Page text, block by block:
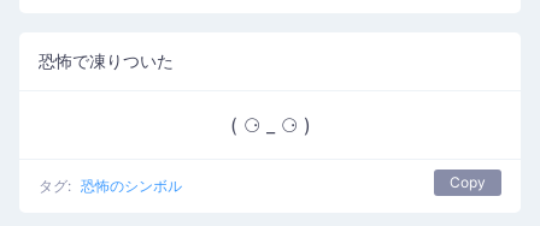
恐怖で凍りついた
( ⚆ _ ⚆ )
タグ: 恐怖のシンボル Copy